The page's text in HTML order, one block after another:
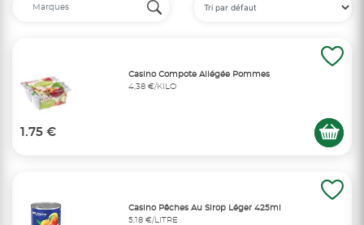
Casino Compote Allégée Pommes
4,38 €/KILO
1.75 €
Casino Pêches Au Sirop Léger 425ml
5,18 €/LITRE